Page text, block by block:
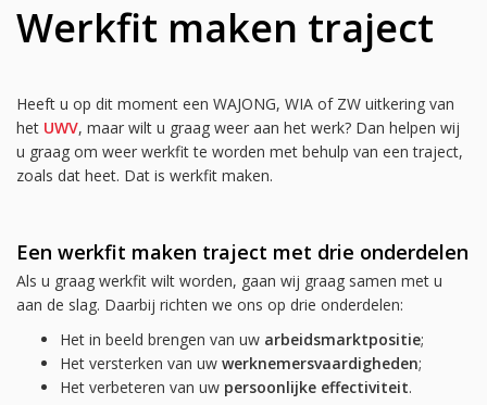
Werkfit maken traject
Heeft u op dit moment een WAJONG, WIA of ZW uitkering van
het UWV, maar wilt u graag weer aan het werk? Dan helpen wij
u graag om weer werkfit te worden met behulp van een traject,
zoals dat heet. Dat is werkfit maken.
Een werkfit maken traject met drie onderdelen
Als u graag werkfit wilt worden, gaan wij graag samen met u
aan de slag. Daarbij richten we ons op drie onderdelen:
Het in beeld brengen van uw arbeidsmarktpositie;
Het versterken van uw werknemersvaardigheden;
Het verbeteren van uw persoonlijke effectiviteit.